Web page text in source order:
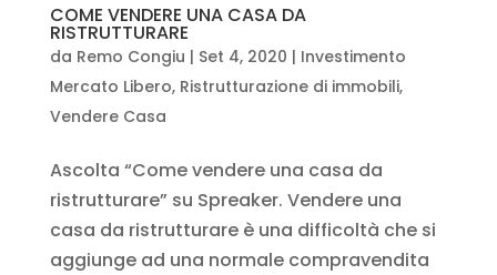
COME VENDERE UNA CASA DA
RISTRUTTURARE
da Remo Congiu | Set 4, 2020 | Investimento
Mercato Libero, Ristrutturazione di immobili,
Vendere Casa
Ascolta “Come vendere una casa da
ristrutturare” su Spreaker. Vendere una
casa da ristrutturare è una difficoltà che si
aggiunge ad una normale compravendita